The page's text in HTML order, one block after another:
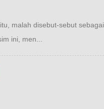
malah disebut-sebut
ini, men...